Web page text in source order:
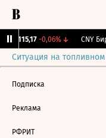
115,17 -0,06%↓ CNY
Ситуация на
Подписка
Реклама
РФРИТ